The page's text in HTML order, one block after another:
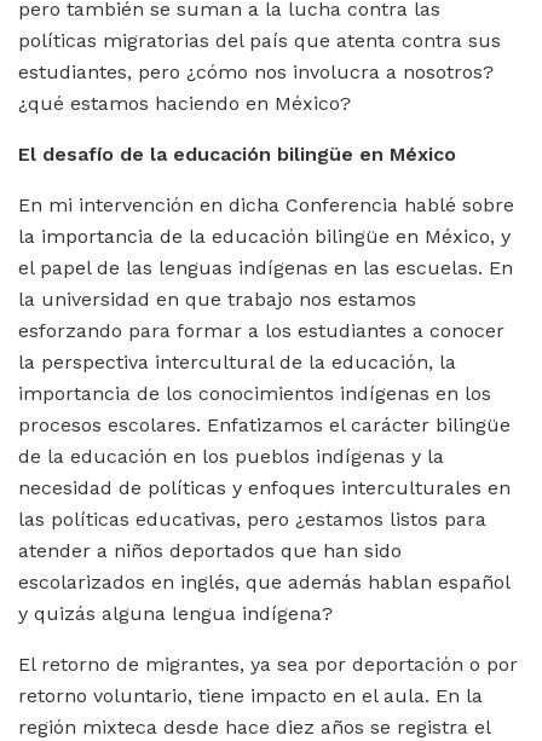
pero también se suman a la lucha contra las
políticas migratorias del país que atenta contra sus
estudiantes, pero ¿cómo nos involucra a nosotros?
¿qué estamos haciendo en México?
El desafío de la educación bilingüe en México
En mi intervención en dicha Conferencia hablé sobre
la importancia de la educación bilingüe en México, y
el papel de las lenguas indígenas en las escuelas. En
la universidad en que trabajo nos estamos
esforzando para formar a los estudiantes a conocer
la perspectiva intercultural de la educación, la
importancia de los conocimientos indígenas en los
procesos escolares. Enfatizamos el carácter bilingüe
de la educación en los pueblos indígenas y la
necesidad de políticas y enfoques interculturales en
las políticas educativas, pero ¿estamos listos para
atender a niños deportados que han sido
escolarizados en inglés, que además hablan español
y quizás alguna lengua indígena?
El retorno de migrantes, ya sea por deportación o por
retorno voluntario, tiene impacto en el aula. En la
región mixteca desde hace diez años se registra el